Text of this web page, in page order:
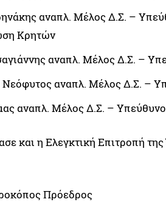
αναπλ. Μέλος Δ.Σ. –
Κρητών
αναπλ. Μέλος Δ.Σ. –
αναπλ. Μέλος Δ.Σ. –
αναπλ. Μέλος Δ.Σ. –
και η Ελεγκτική Επιτροπή
Πρόεδρος